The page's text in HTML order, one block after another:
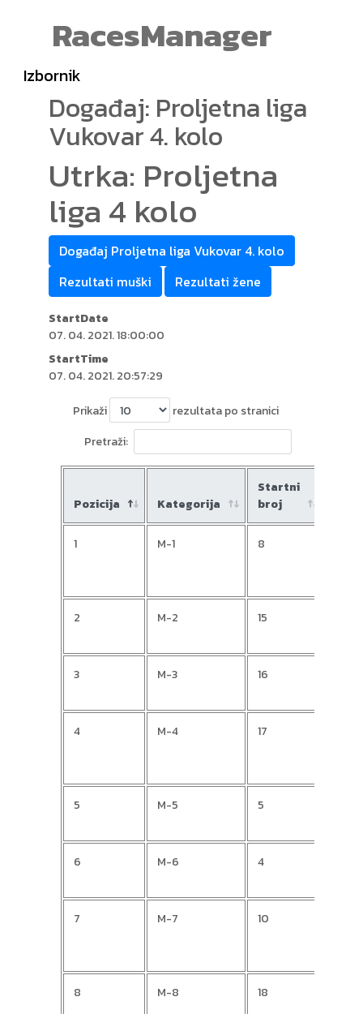
RacesManager
Izbornik
Događaj: Proljetna liga
Vukovar 4. kolo
Utrka: Proljetna
liga 4 kolo
Događaj Proljetna liga Vukovar 4. kolo
Rezultati muški
Rezultati žene
StartDate
07. 04. 2021. 18:00:00
StartTime
07. 04. 2021. 20:57:29
Prikaži
rezultata po stranici
Pretraži:
Pozicija Kategorija
Startni
broj
1 M-1 8
2 M-2 15
3 M-3 16
4 M-4 17
5 M-5 5
6 M-6 4
7 M-7 10
8 M-8 18